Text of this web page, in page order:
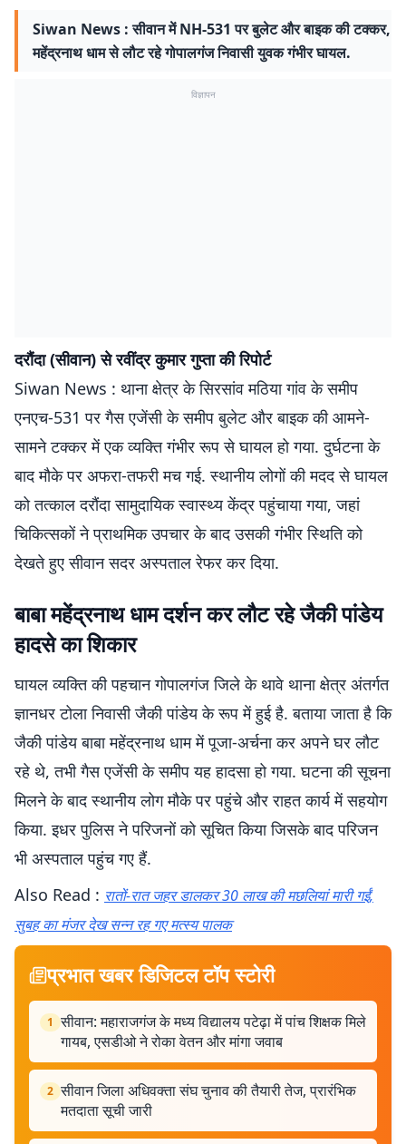
Siwan News : सीवान में NH-531 पर बुलेट और बाइक की टक्कर,
महेंद्रनाथ धाम से लौट रहे गोपालगंज निवासी युवक गंभीर घायल.
विज्ञापन
दरौंदा (सीवान) से रवींद्र कुमार गुप्ता की रिपोर्ट
Siwan News : थाना क्षेत्र के सिरसांव मठिया गांव के समीप
एनएच-531 पर गैस एजेंसी के समीप बुलेट और बाइक की आमने-
सामने टक्कर में एक व्यक्ति गंभीर रूप से घायल हो गया. दुर्घटना के
बाद मौके पर अफरा-तफरी मच गई. स्थानीय लोगों की मदद से घायल
को तत्काल दरौंदा सामुदायिक स्वास्थ्य केंद्र पहुंचाया गया, जहां
चिकित्सकों ने प्राथमिक उपचार के बाद उसकी गंभीर स्थिति को
देखते हुए सीवान सदर अस्पताल रेफर कर दिया.
बाबा महेंद्रनाथ धाम दर्शन कर लौट रहे जैकी पांडेय
हादसे का शिकार
घायल व्यक्ति की पहचान गोपालगंज जिले के थावे थाना क्षेत्र अंतर्गत
ज्ञानधर टोला निवासी जैकी पांडेय के रूप में हुई है. बताया जाता है कि
जैकी पांडेय बाबा महेंद्रनाथ धाम में पूजा-अर्चना कर अपने घर लौट
रहे थे, तभी गैस एजेंसी के समीप यह हादसा हो गया. घटना की सूचना
मिलने के बाद स्थानीय लोग मौके पर पहुंचे और राहत कार्य में सहयोग
किया. इधर पुलिस ने परिजनों को सूचित किया जिसके बाद परिजन
भी अस्पताल पहुंच गए हैं.
Also Read : रातों-रात जहर डालकर 30 लाख की मछलियां मारी गईं,
सुबह का मंजर देख सन्न रह गए मत्स्य पालक
प्रभात खबर डिजिटल टॉप स्टोरी
1 सीवान: महाराजगंज के मध्य विद्यालय पटेढ़ा में पांच शिक्षक मिले
गायब, एसडीओ ने रोका वेतन और मांगा जवाब
2 सीवान जिला अधिवक्ता संघ चुनाव की तैयारी तेज, प्रारंभिक
मतदाता सूची जारी